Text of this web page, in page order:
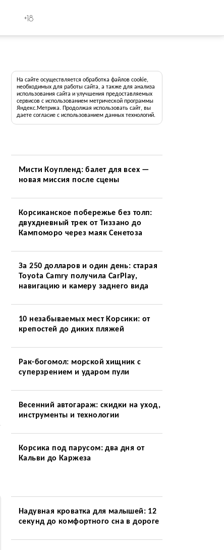
+18
На сайте осуществляется обработка файлов cookie,
необходимых для работы сайта, а также для анализа
использования сайта и улучшения предоставляемых
сервисов с использованием метрической программы
Яндекс.Метрика. Продолжая использовать сайт, вы
даете согласие с использованием данных технологий.
Мисти Коупленд: балет для всех —
новая миссия после сцены
Корсиканское побережье без толп:
двухдневный трек от Тиззано до
Кампоморо через маяк Сенетоза
За 250 долларов и один день: старая
Toyota Camry получила CarPlay,
навигацию и камеру заднего вида
10 незабываемых мест Корсики: от
крепостей до диких пляжей
Рак-богомол: морской хищник с
суперзрением и ударом пули
Весенний автогараж: скидки на уход,
инструменты и технологии
Корсика под парусом: два дня от
Кальви до Каржеза
Надувная кроватка для малышей: 12
секунд до комфортного сна в дороге